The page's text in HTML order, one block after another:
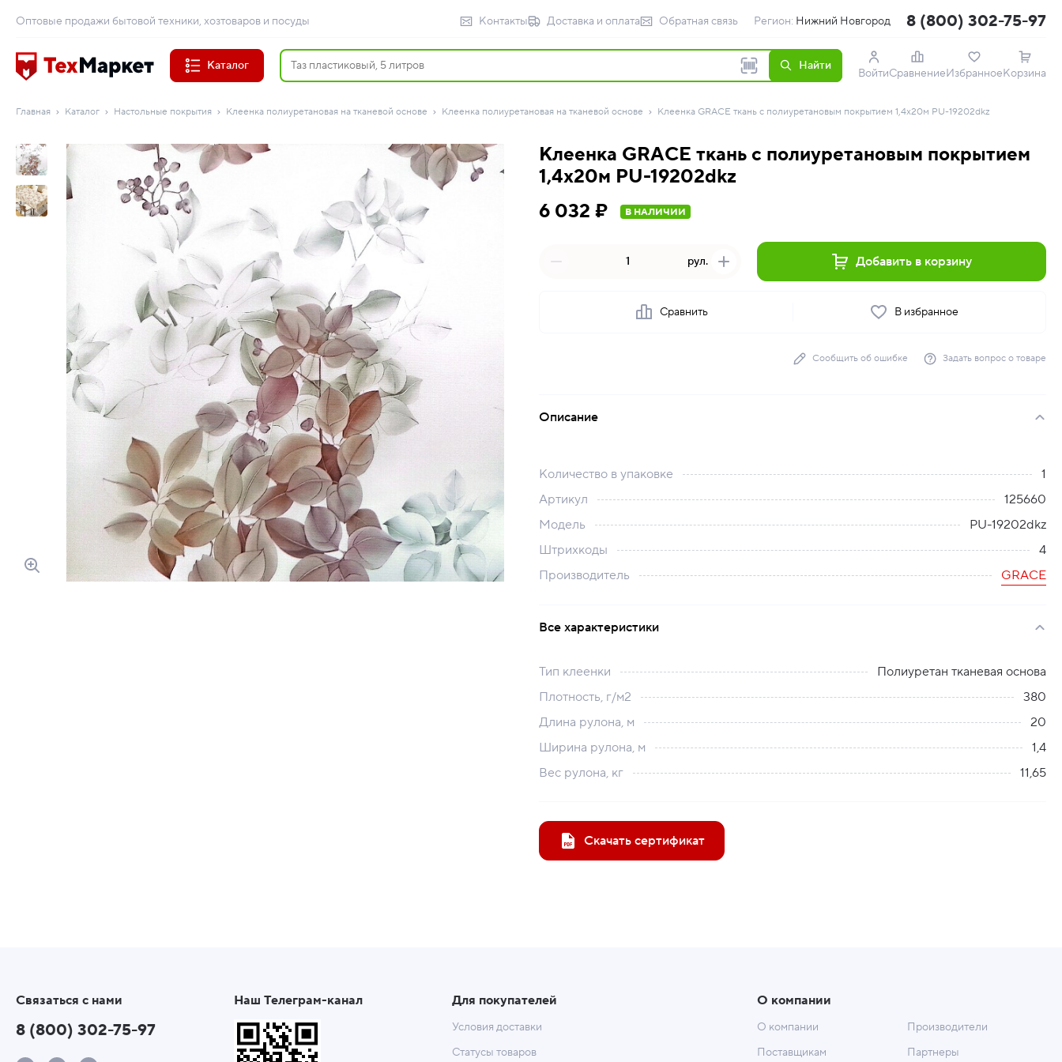
Оптовые продажи бытовой техники, хозтоваров и посуды Контакты Доставка и оплата Обратная связь Регион: Нижний Новгород 8 (800) 302-75-97
Каталог Найти
ВойтиСравнениеИзбранноеКорзина
Главная Каталог Настольные покрытия Клеенка полиуретановая на тканевой основе Клеенка полиуретановая на тканевой основе Клеенка GRACE ткань с полиуретановым покрытием 1,4х20м PU-19202dkz
Клеенка GRACE ткань с полиуретановым покрытием
1,4х20м PU-19202dkz
6 032 ₽
В НАЛИЧИИ
рул. Добавить в корзину
Сравнить В избранное
Сообщить об ошибке Задать вопрос о товаре
Описание
Количество в упаковке
1
Артикул
125660
Модель
PU-19202dkz
Штрихкоды
4
Производитель
GRACE
Все характеристики
Тип клеенки
Полиуретан тканевая основа
Плотность, г/м2
380
Длина рулона, м
20
Ширина рулона, м
1,4
Вес рулона, кг
11,65
Скачать сертификат
Связаться с нами
8 (800) 302-75-97
Наш Телеграм-канал Для покупателей
Условия доставки
Статусы товаров
О компании
О компании
Поставщикам
Производители
Партнеры